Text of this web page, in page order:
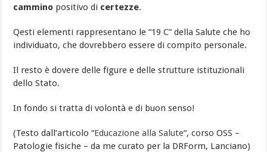
cammino positivo di certezze.
Qesti elementi rappresentano le “19 C” della Salute che ho
individuato, che dovrebbero essere di compito personale.
Il resto è dovere delle figure e delle strutture istituzionali
dello Stato.
In fondo si tratta di volontà e di buon senso!
(Testo dall’articolo “Educazione alla Salute“, corso OSS –
Patologie fisiche – da me curato per la DRForm, Lanciano)